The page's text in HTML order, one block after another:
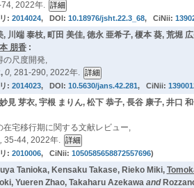
2022年.
: 2014024, DOI: 10.18976/jsht.22.3_68, CiNii:
川端 泰枝, 町田 美佳, 徳永 亜希子, 榎本 葵, 荒堀
朋香:
の尺度開発,
0, 281-290, 2022年.
: 2014023, DOI: 10.5630/jans.42.281, CiNii:
見 芽衣, 宇根 まりん, 松下 恭子, 長谷 康子, 井口
宅移行期に関する文献レビュー,
35-44, 2022年.
: 2010006, CiNii: 1050585658872557696)
Tanioka, Kensaku Takase, Rieko Miki,
Yueren Zhao, Takaharu Azekawaand